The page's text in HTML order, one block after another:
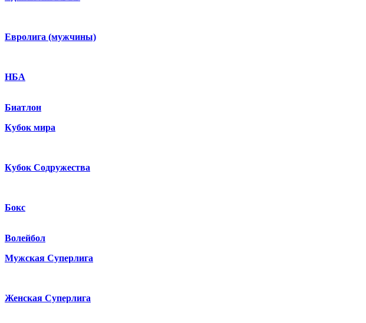
Евролига (мужчины)
НБА
Биатлон
Кубок мира
Кубок Содружества
Бокс
Волейбол
Мужская Суперлига
Женская Суперлига